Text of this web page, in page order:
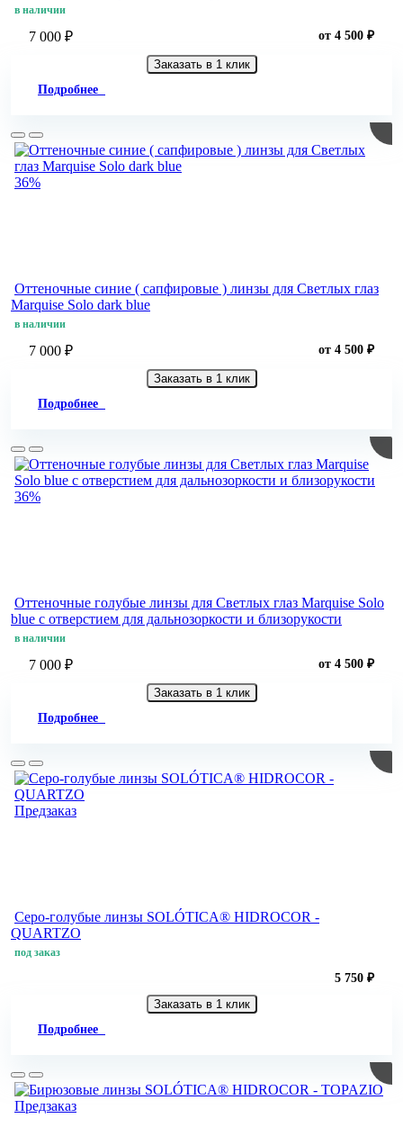
в наличии
7 000 ₽ от 4 500 ₽
Заказать в 1 клик
Подробнее
36%
Оттеночные синие ( сапфировые ) линзы для Светлых глаз
Marquise Solo dark blue
в наличии
7 000 ₽ от 4 500 ₽
Заказать в 1 клик
Подробнее
36%
Оттеночные голубые линзы для Светлых глаз Marquise Solo
blue с отверстием для дальнозоркости и близорукости
в наличии
7 000 ₽ от 4 500 ₽
Заказать в 1 клик
Подробнее
Предзаказ
Серо-голубые линзы SOLÓTICA® HIDROCOR -
QUARTZO
под заказ
5 750 ₽
Заказать в 1 клик
Подробнее
Предзаказ